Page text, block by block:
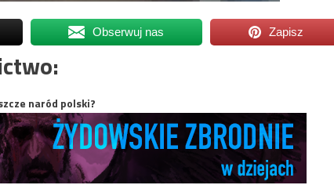
Obserwuj nas Zapisz
naród polski?